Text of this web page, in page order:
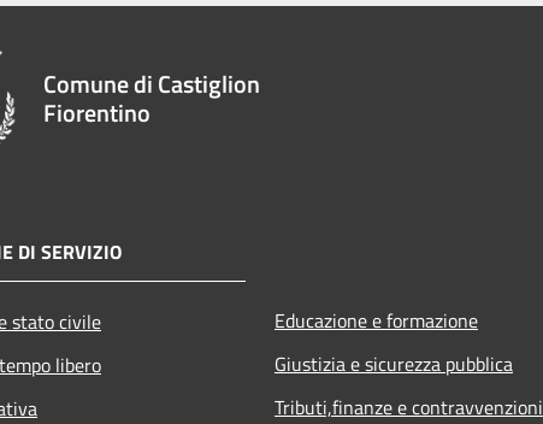
Comune di Castiglion
Fiorentino
DI SERVIZIO
stato civile
libero
Educazione e formazione
Giustizia e sicurezza pubblica
Tributi,finanze e contravvenzioni